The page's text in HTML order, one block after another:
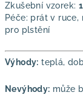
Zkušební vzorek:
Péče: prát v
pro plstění
Výhody: teplá,
Nevýhody: může